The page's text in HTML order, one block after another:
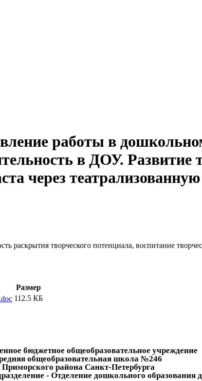
работы в
в ДОУ. Развитие
через
раскрытия творческого потенциала, воспитание
Размер
112.5 КБ
бюджетное общеобразовательное учреждение
общеобразовательная школа №246
Приморского района Санкт-Петербурга
- Отделение дошкольного образования